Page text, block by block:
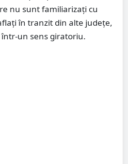
nu sunt familiarizați cu
în tranzit din alte județe,
un sens giratoriu.